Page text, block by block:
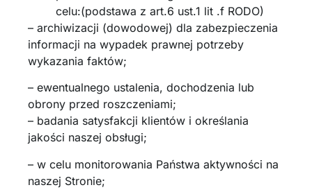
celu:(podstawa z art.6 ust.1 lit .f RODO)
– archiwizacji (dowodowej) dla zabezpieczenia
informacji na wypadek prawnej potrzeby
wykazania faktów;
– ewentualnego ustalenia, dochodzenia lub
obrony przed roszczeniami;
– badania satysfakcji klientów i określania
jakości naszej obsługi;
– w celu monitorowania Państwa aktywności na
naszej Stronie;